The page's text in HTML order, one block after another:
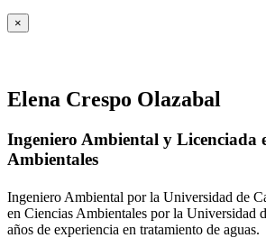
×
Elena Crespo Olazabal
Ingeniero Ambiental y Licenciada
Ambientales
Ingeniero Ambiental por la Universidad de
en Ciencias Ambientales por la Universidad
años de experiencia en tratamiento de aguas.